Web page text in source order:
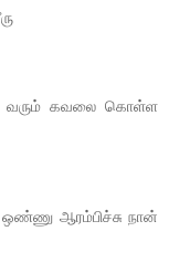
வரும் கவலை கொள்ள
ஒண்ணு ஆரம்பிச்சு நான்